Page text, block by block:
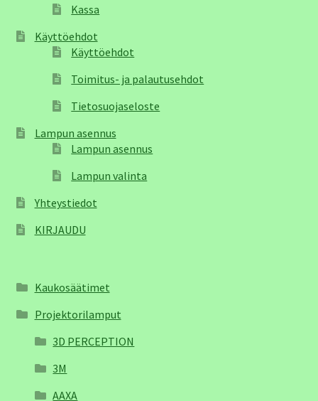
Kassa
Käyttöehdot
Käyttöehdot
Toimitus- ja palautusehdot
Tietosuojaseloste
Lampun asennus
Lampun asennus
Lampun valinta
Yhteystiedot
KIRJAUDU
Kaukosäätimet
Projektorilamput
3D PERCEPTION
3M
AAXA